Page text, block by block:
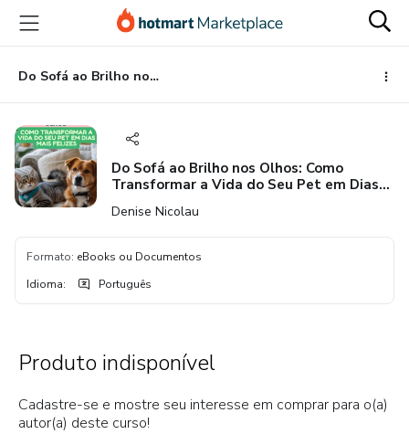
para
conteúdo
principal
para
pagamento
para
rodapé
Do Sofá ao Brilho nos Olhos: Como Transformar a Vida do Seu Pet em Dias Mais Felizes
Do Sofá ao Brilho nos Olhos: Como
Transformar a Vida do Seu Pet em Dias
Denise Nicolau
Formato: eBooks ou Documentos
Idioma: Português
Produto indisponível
Cadastre-se e mostre seu interesse em comprar para o(a)
autor(a) deste curso!